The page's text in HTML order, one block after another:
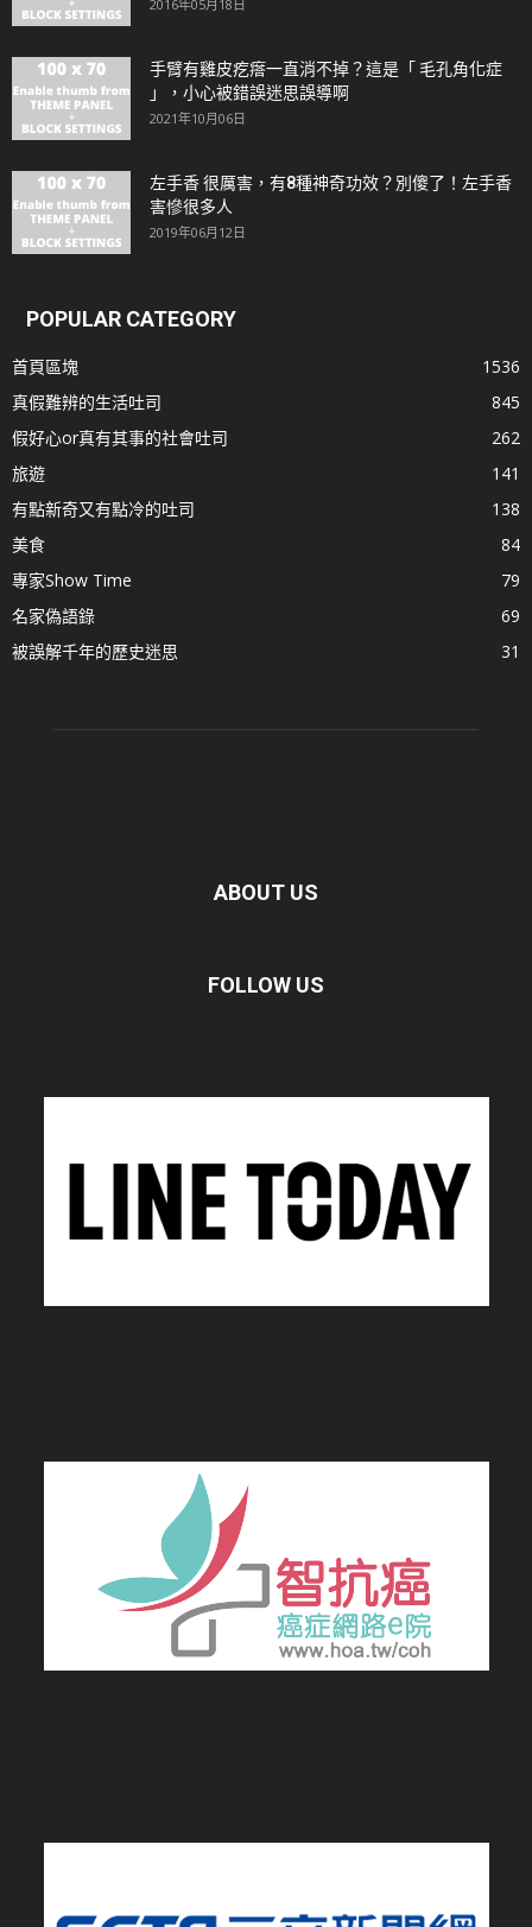
2016年05月18日
手臂有雞皮疙瘩一直消不掉？這是「 毛孔角化症
」，小心被錯誤迷思誤導啊
2021年10月06日
左手香 很厲害，有8種神奇功效？別傻了！左手香
害慘很多人
2019年06月12日
POPULAR CATEGORY
首頁區塊
1536
真假難辨的生活吐司
845
假好心or真有其事的社會吐司
262
旅遊
141
有點新奇又有點冷的吐司
138
美食
84
專家Show Time
79
名家偽語錄
69
被誤解千年的歷史迷思
31
ABOUT US
FOLLOW US